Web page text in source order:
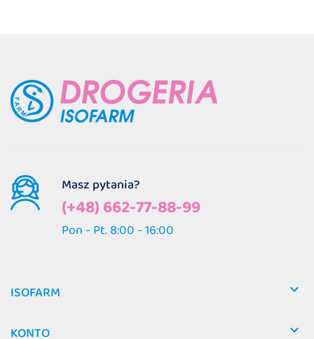
Masz pytania?
(+48) 662-77-88-99
Pon - Pt. 8:00 - 16:00
ISOFARM 
KONTO 